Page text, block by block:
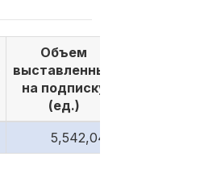
Объем
выставленных
на подписку
(ед.)
5,542,046